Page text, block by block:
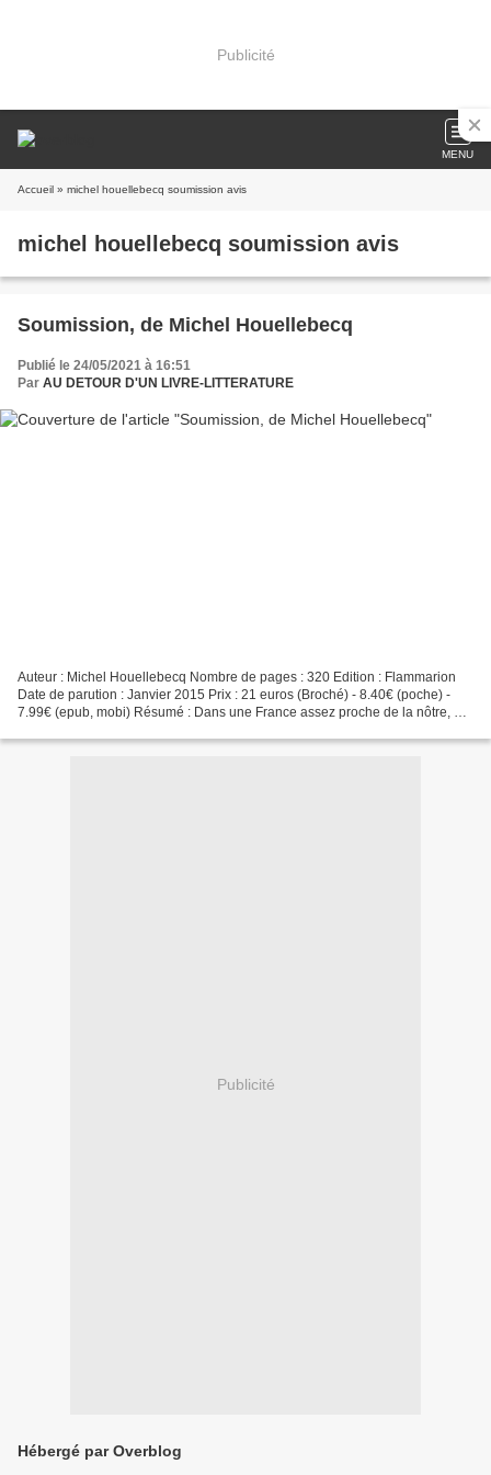
Publicité
MENU
Accueil » michel houellebecq soumission avis
michel houellebecq soumission avis
Soumission, de Michel Houellebecq
Publié le 24/05/2021 à 16:51
Par AU DETOUR D'UN LIVRE-LITTERATURE
Auteur : Michel Houellebecq Nombre de pages : 320 Edition : Flammarion
Date de parution : Janvier 2015 Prix : 21 euros (Broché) - 8.40€ (poche) -
7.99€ (epub, mobi) Résumé : Dans une France assez proche de la nôtre, un
Publicité
Hébergé par Overblog